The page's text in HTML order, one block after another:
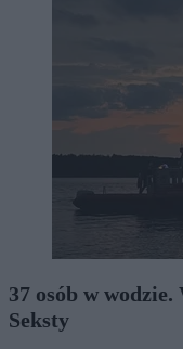
37 osób w
Seksty